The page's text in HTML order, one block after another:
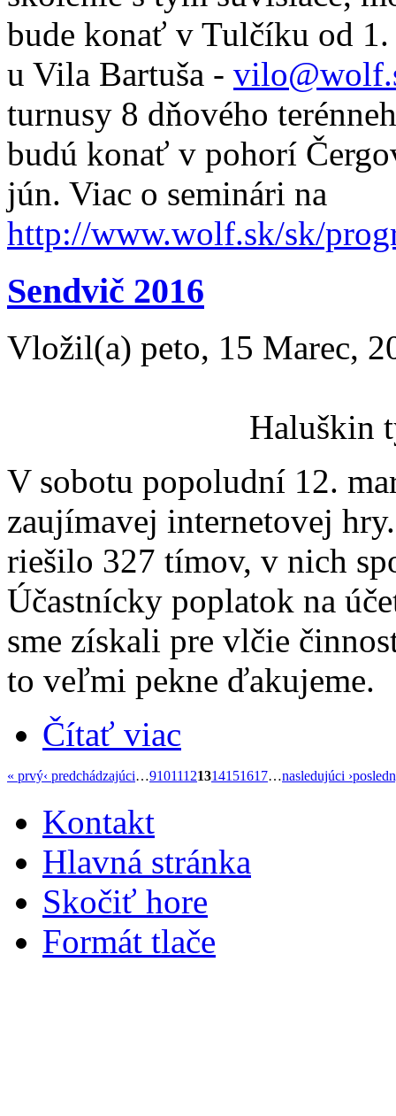
bude konať v Tulčíku od
u Vila Bartuša -
turnusy 8 dňového
budú konať v pohorí
jún. Viac o seminári na
http://www.wolf.sk/sk/
Sendvič 2016
Vložil(a) peto, 15 Marec,
Haluškin
V sobotu popoludní 12.
zaujímavej internetovej
riešilo 327 tímov, v nich
Účastnícky poplatok na
sme získali pre vlčie
to veľmi pekne ďakujeme.
Čítať viac
« prvý‹ predchádzajúci…91011121314151617…nasledujúci ›
Kontakt
Hlavná stránka
Skočiť hore
Formát tlače